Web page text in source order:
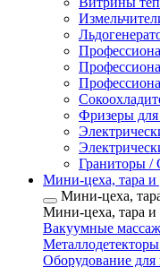
Фризеры
Граниторы
Мини-цеха, тара и
Мини-цеха,
Мини-цеха, тара и
Вакуумные
Оборудование для